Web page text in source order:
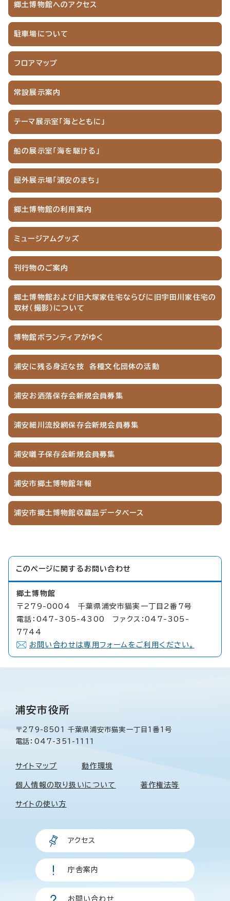
郷土博物館へのアクセス
駐車場について
フロアマップ
常設展示案内
テーマ展示室「海とともに」
船の展示室「海を駆ける」
屋外展示場「浦安のまち」
郷土博物館の利用案内
ミュージアムグッズ
刊行物のご案内
郷土博物館および旧大塚家住宅ならびに旧宇田川家住宅の
取材（撮影）について
博物館ボランティアがゆく
浦安に残る身近な技 各種文化団体の活動
浦安お洒落保存会新規会員募集
浦安細川流投網保存会新規会員募集
浦安囃子保存会新規会員募集
浦安市郷土博物館年報
浦安市郷土博物館収蔵品データベース
このページに関する お問い合わせ
郷土博物館
〒279-0004 千葉県浦安市猫実一丁目2番7号
電話：047-305-4300 ファクス：047-305-
7744
お問い合わせは専用フォームをご利用ください。
浦安市役所
〒279-8501 千葉県浦安市猫実一丁目1番1号
電話：047-351-1111
サイトマップ 動作環境
個人情報の取り扱いについて 著作権法等
サイトの使い方
アクセス
庁舎案内
お問い合わせ